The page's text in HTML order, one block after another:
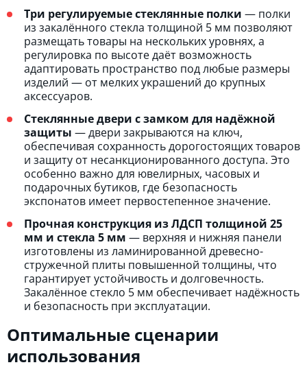
Три регулируемые стеклянные полки — полки
из закалённого стекла толщиной 5 мм позволяют
размещать товары на нескольких уровнях, а
регулировка по высоте даёт возможность
адаптировать пространство под любые размеры
изделий — от мелких украшений до крупных
аксессуаров.
Стеклянные двери с замком для надёжной
защиты — двери закрываются на ключ,
обеспечивая сохранность дорогостоящих товаров
и защиту от несанкционированного доступа. Это
особенно важно для ювелирных, часовых и
подарочных бутиков, где безопасность
экспонатов имеет первостепенное значение.
Прочная конструкция из ЛДСП толщиной 25
мм и стекла 5 мм — верхняя и нижняя панели
изготовлены из ламинированной древесно-
стружечной плиты повышенной толщины, что
гарантирует устойчивость и долговечность.
Закалённое стекло 5 мм обеспечивает надёжность
и безопасность при эксплуатации.
Оптимальные сценарии
использования